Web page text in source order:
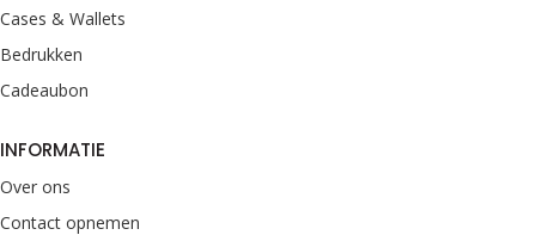
Cases & Wallets
Bedrukken
Cadeaubon
INFORMATIE
Over ons
Contact opnemen